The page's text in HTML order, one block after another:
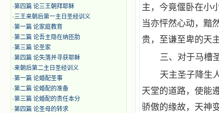
·第四篇 论三王朝拜耶稣
·三王来朝后第一主日圣经训义
·第一篇 论家庭教育
·第二篇 论吾主隐在纳匝肋
·第三篇 论圣家
·第四篇 论失落并寻获耶稣
·来朝后第二主日圣经训义
·第一篇 论婚配圣事
·第二篇 论婚配的准备
·第三篇 论婚配的责任本分
·第四篇 论圣母的转求
主，今竟偃卧在小
当亦怦然心动，黯
贵，至谦至卑的天
三、对于马槽
天主圣子降生
天堂的道路，使能
骄傲的缘故，天神